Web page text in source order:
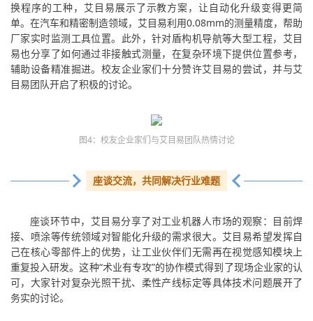
换程序的工种，艾目易展示了示教方案，让自动化升级变得更简
单。在汽车和精密制造领域，艾目易利用0.08mm的测量精度，帮助
厂家实时监测工具位置。此外，针对盾构机导航等大型工程，艾目
易也分享了如何通过非接触式测量，在复杂环境下提供位置参考，
辅助设备精准掘进。校友企业家们十分赞许艾目易的尝试，并与艾
目易团队开启了积极的讨论。
图4：校友企业家们与艾目易团队热情讨论
座谈交流，共同解决行业难题
座谈环节中，艾目易分享了对工业机器人市场的观察：目前焊
接、喷涂等传统领域对智能化升级的需求很大。艾目易希望发挥自
己在核心零部件上的优势，让工业伙伴们无需再在视觉感知模块上
重复投入研发。这种“术业有专攻”的协作模式得到了现场企业家的认
可，大家针对复杂光照干扰、柔性产线标定等具体技术问题展开了
务实的讨论。